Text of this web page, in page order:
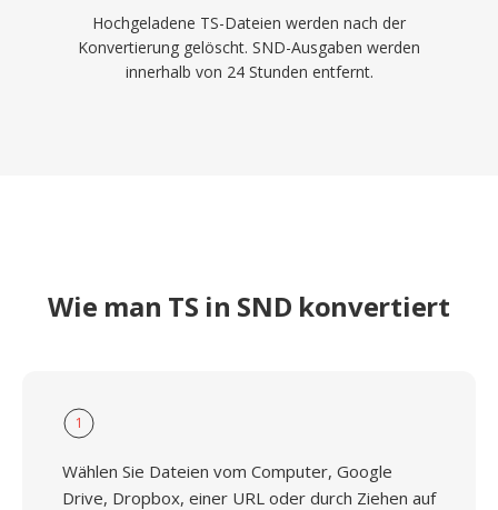
Hochgeladene TS-Dateien werden nach der
Konvertierung gelöscht. SND-Ausgaben werden
innerhalb von 24 Stunden entfernt.
Wie man TS in SND konvertiert
1
Wählen Sie Dateien vom Computer, Google
Drive, Dropbox, einer URL oder durch Ziehen auf